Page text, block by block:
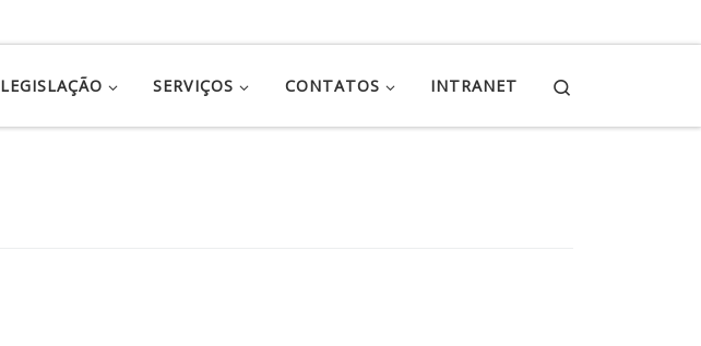
LEGISLAÇÃO SERVIÇOS CONTATOS INTRANET